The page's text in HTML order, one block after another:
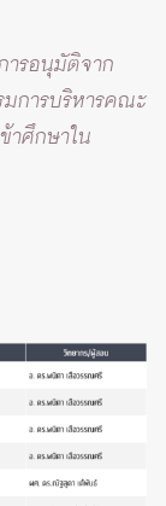
ารอนุมัติจาก
การบริหารคณะ
าศึกษาใน